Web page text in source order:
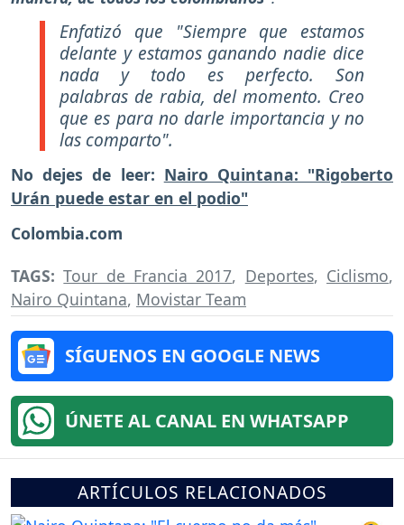
Enfatizó que "Siempre que estamos
delante y estamos ganando nadie dice
nada y todo es perfecto. Son
palabras de rabia, del momento. Creo
que es para no darle importancia y no
las comparto".
No dejes de leer: Nairo Quintana: "Rigoberto
Urán puede estar en el podio"
Colombia.com
TAGS:Tour de Francia 2017, Deportes, Ciclismo,
Nairo Quintana, Movistar Team
SÍGUENOS EN GOOGLE NEWS
ÚNETE AL CANAL EN WHATSAPP
ARTÍCULOS RELACIONADOS